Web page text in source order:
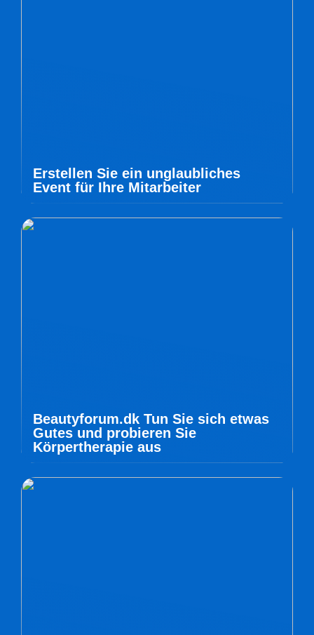
Erstellen Sie ein unglaubliches
Event für Ihre Mitarbeiter
Beautyforum.dk Tun Sie sich etwas
Gutes und probieren Sie
Körpertherapie aus